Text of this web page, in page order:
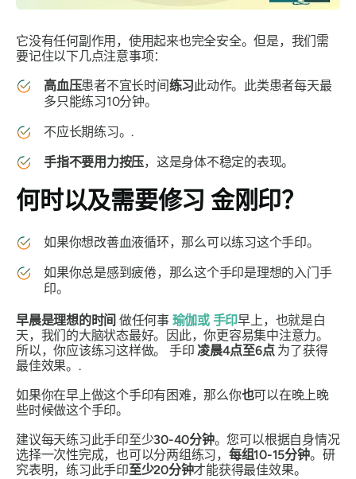
它没有任何副作用，使用起来也完全安全。但是，我们需
要记住以下几点注意事项：
高血压患者不宜长时间练习此动作。此类患者每天最
多只能练习10分钟。
不应长期练习。.
手指不要用力按压，这是身体不稳定的表现。
何时以及需要修习 金刚印？
如果你想改善血液循环，那么可以练习这个手印。
如果你总是感到疲倦，那么这个手印是理想的入门 手
印。
早晨是理想的时间 做任何事 瑜伽或 手印早上，也就是白
天，我们的大脑状态最好。因此，你更容易集中注意力。
所以，你应该练习这样做。 手印 凌晨4点至6点为了获得
最佳效果。.
如果你在早上做这个手印有困难，那么你也可以在晚上晚
些时候做这个手印。
建议每天练习此手印至少30-40分钟。您可以根据自身情况
选择一次性完成，也可以分两组练习， 每组10-15分钟。研
究表明，练习此手印至少20分钟才能获得最佳效果。